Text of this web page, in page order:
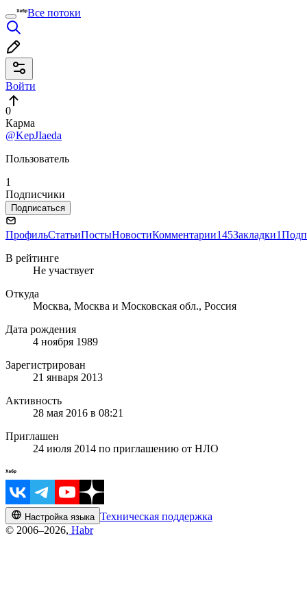
Все потоки
Войти
0
Карма
@KepJIaeda
Пользователь
1
Подписчики
Подписаться
ПрофильСтатьиПостыНовостиКомментарии145Закладки1
В рейтинге
Не участвует
Откуда
Москва, Москва и Московская обл., Россия
Дата рождения
4 ноября 1989
Зарегистрирован
21 января 2013
Активность
28 мая 2016 в 08:21
Приглашен
24 июля 2014 по приглашению от НЛО
Настройка языка Техническая поддержка
© 2006–2026, Habr